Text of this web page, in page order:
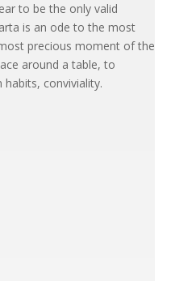
to be the only valid
is an ode to the most
precious moment of the
around a table, to
conviviality.